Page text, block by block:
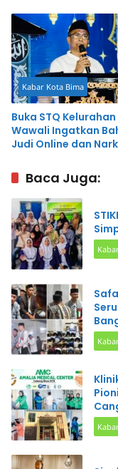
Kabar Kota Bima
Buka STQ Kelurahan
Wawali Ingatkan
Judi Online dan
Baca Juga: